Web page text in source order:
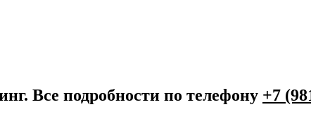
Все подробности по телефону +7